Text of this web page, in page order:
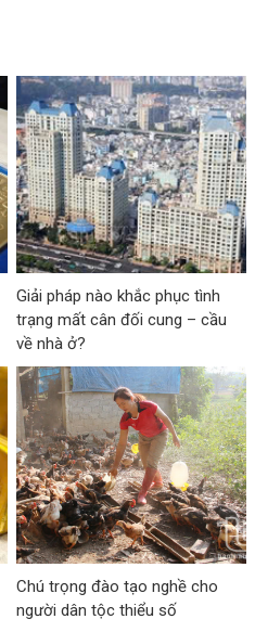
Giải pháp nào khắc phục tình
trạng mất cân đối cung – cầu
về nhà ở?
Chú trọng đào tạo nghề cho
người dân tộc thiểu số